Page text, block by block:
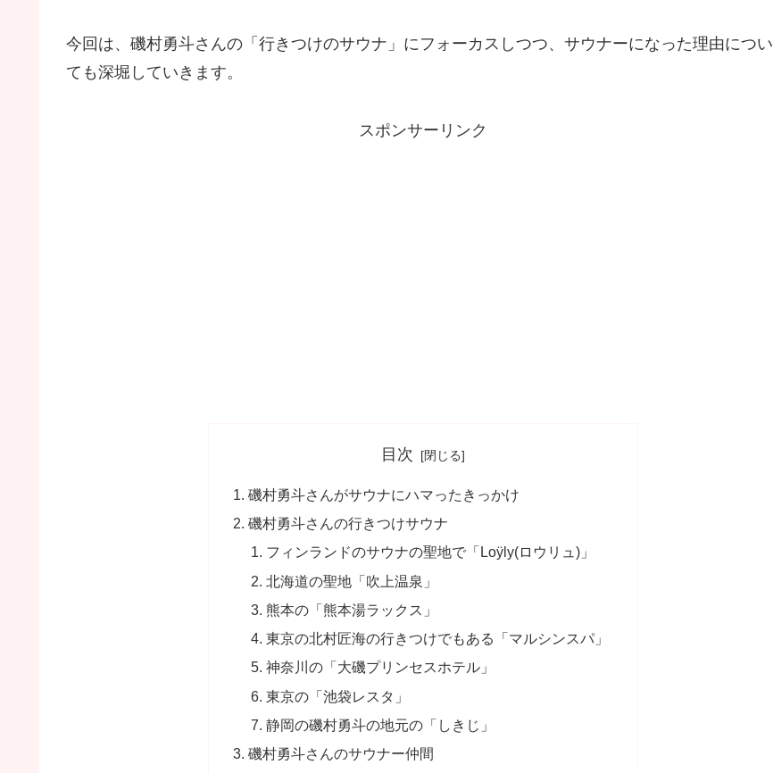
今回は、磯村勇斗さんの「行きつけのサウナ」にフォーカスしつつ、サウナーになった理由につい
ても深堀していきます。
スポンサーリンク
目次
磯村勇斗さんがサウナにハマったきっかけ
磯村勇斗さんの行きつけサウナ
フィンランドのサウナの聖地で「Loÿly(ロウリュ)」
北海道の聖地「吹上温泉」
熊本の「熊本湯ラックス」
東京の北村匠海の行きつけでもある「マルシンスパ」
神奈川の「大磯プリンセスホテル」
東京の「池袋レスタ」
静岡の磯村勇斗の地元の「しきじ」
磯村勇斗さんのサウナー仲間